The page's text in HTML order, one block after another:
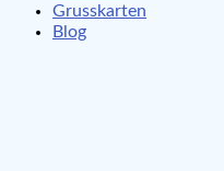
Grusskarten
Blog